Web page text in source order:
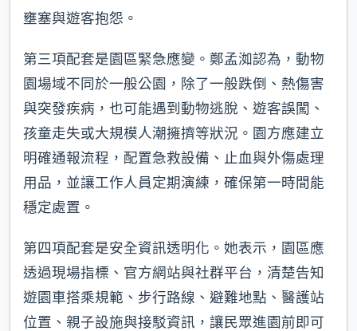
壅塞與遊客抱怨。
第三項配套是園區緊急應變。鄭孟洳認為，動物
園場域不同於一般公園，除了一般跌倒、熱傷害
與突發疾病，也可能遇到動物逃脫、遊客誤闖、
孩童走失或大規模人潮擁擠等狀況。園方應建立
明確通報流程，配置急救設備、止血與外傷處理
用品，並讓工作人員定期演練，確保第一時間能
穩定處置。
第四項配套是安全資訊透明化。她表示，園區應
透過現場指標、官方網站與社群平台，清楚告知
遊園車搭乘規範、步行路線、避難地點、醫護站
位置、親子設施與接駁資訊，讓民眾進園前即可